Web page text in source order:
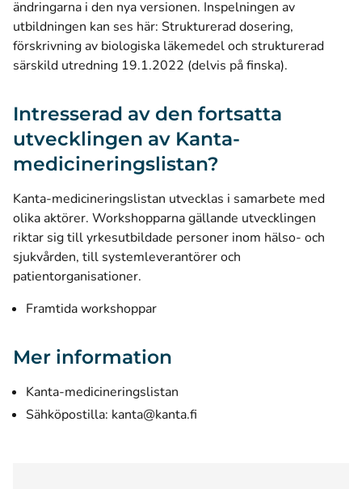
ändringarna i den nya versionen. Inspelningen av
utbildningen kan ses här: Strukturerad dosering,
förskrivning av biologiska läkemedel och strukturerad
särskild utredning 19.1.2022 (delvis på finska).
Intresserad av den fortsatta
utvecklingen av Kanta-
medicineringslistan?
Kanta-medicineringslistan utvecklas i samarbete med
olika aktörer. Workshopparna gällande utvecklingen
riktar sig till yrkesutbildade personer inom hälso- och
sjukvården, till systemleverantörer och
patientorganisationer.
Framtida workshoppar
Mer information
Kanta-medicineringslistan
Sähköpostilla: kanta@kanta.fi